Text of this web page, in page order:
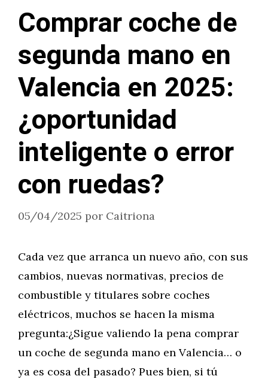
Comprar coche de
segunda mano en
Valencia en 2025:
¿oportunidad
inteligente o error
con ruedas?
05/04/2025 por Caitriona
Cada vez que arranca un nuevo año, con sus
cambios, nuevas normativas, precios de
combustible y titulares sobre coches
eléctricos, muchos se hacen la misma
pregunta:¿Sigue valiendo la pena comprar
un coche de segunda mano en Valencia… o
ya es cosa del pasado? Pues bien, si tú